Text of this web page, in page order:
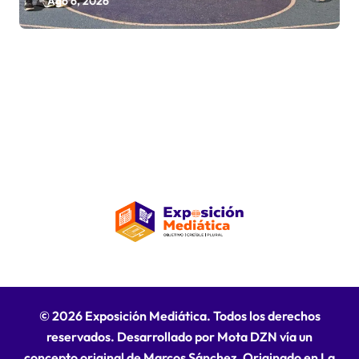
histórico reencuentro
© 2026 Exposición Mediática. Todos los derechos
reservados. Desarrollado por Mota DZN vía un